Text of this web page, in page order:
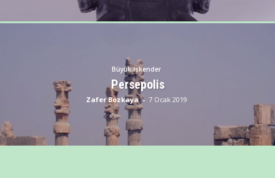
Büyük İskender
Persepolis
Zafer Bozkaya - 7 Ocak 2019